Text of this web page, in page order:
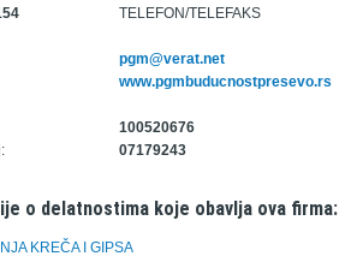
TELEFON/TELEFAKS
pgm@verat.net
www.pgmbuducnostpresevo.rs
100520676
07179243
o delatnostima koje obavlja ova firma:
KREČA I GIPSA